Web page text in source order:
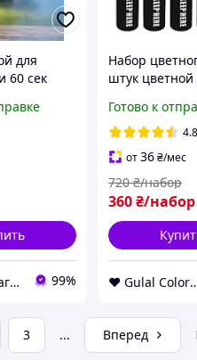
для
60 сек
інтернет-магазин Теремок 99%
Набор
штук
дыма Голубой
Бирюзовый
Фиолетовый
Готово к
4.8
от36₴/мес
360₴/набор
720 ₴/набор
❤️ Gulal
3 ... Вперед